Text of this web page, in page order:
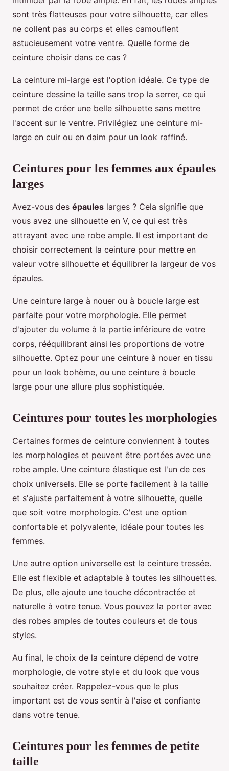
sont très flatteuses pour votre silhouette, car elles
ne collent pas au corps et elles camouflent
astucieusement votre ventre. Quelle forme de
ceinture choisir dans ce cas ?
La ceinture mi-large est l'option idéale. Ce type de
ceinture dessine la taille sans trop la serrer, ce qui
permet de créer une belle silhouette sans mettre
l'accent sur le ventre. Privilégiez une ceinture mi-
large en cuir ou en daim pour un look raffiné.
Ceintures pour les femmes aux épaules
larges
Avez-vous des épaules larges ? Cela signifie que
vous avez une silhouette en V, ce qui est très
attrayant avec une robe ample. Il est important de
choisir correctement la ceinture pour mettre en
valeur votre silhouette et équilibrer la largeur de vos
épaules.
Une ceinture large à nouer ou à boucle large est
parfaite pour votre morphologie. Elle permet
d'ajouter du volume à la partie inférieure de votre
corps, rééquilibrant ainsi les proportions de votre
silhouette. Optez pour une ceinture à nouer en tissu
pour un look bohème, ou une ceinture à boucle
large pour une allure plus sophistiquée.
Ceintures pour toutes les morphologies
Certaines formes de ceinture conviennent à toutes
les morphologies et peuvent être portées avec une
robe ample. Une ceinture élastique est l'un de ces
choix universels. Elle se porte facilement à la taille
et s'ajuste parfaitement à votre silhouette, quelle
que soit votre morphologie. C'est une option
confortable et polyvalente, idéale pour toutes les
femmes.
Une autre option universelle est la ceinture tressée.
Elle est flexible et adaptable à toutes les silhouettes.
De plus, elle ajoute une touche décontractée et
naturelle à votre tenue. Vous pouvez la porter avec
des robes amples de toutes couleurs et de tous
styles.
Au final, le choix de la ceinture dépend de votre
morphologie, de votre style et du look que vous
souhaitez créer. Rappelez-vous que le plus
important est de vous sentir à l'aise et confiante
dans votre tenue.
Ceintures pour les femmes de petite
taille